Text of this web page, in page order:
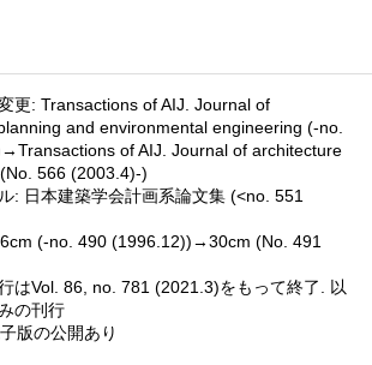
更: Transactions of AIJ. Journal of
and environmental engineering (-no.
of AIJ. Journal of architecture
566 (2003.4)-)
: 日本建築学会計画系論文集 (<no. 551
(-no. 490 (1996.12))→30cm (No. 491
はVol. 86, no. 781 (2021.3)をもって終了. 以
の刊行
版の公開あり